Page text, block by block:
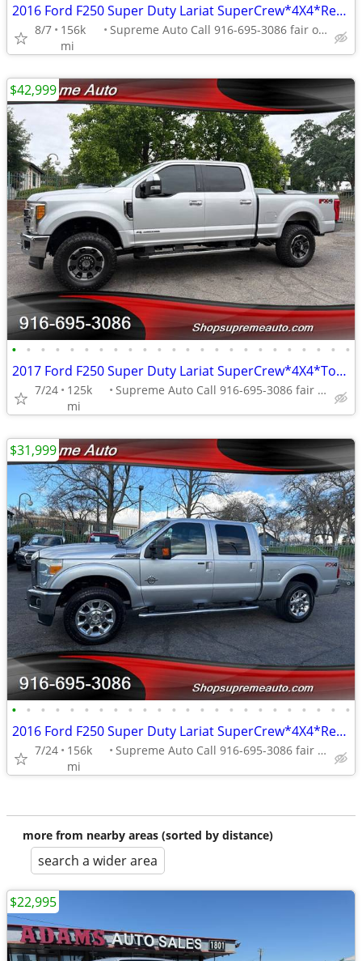
2016 Ford F250 Super Duty Lariat SuperCrew*4X4*Rear Camera*Tow Package
8/7
156k
mi
Supreme Auto Call 916-695-3086 fair oaks
• • • • • • • • • • • • • • • • • • • • • • • •
2017 Ford F250 Super Duty Lariat SuperCrew*4X4*Tow Package*Lifted*FX4*
7/24
125k
mi
Supreme Auto Call 916-695-3086 fair oaks
$42,999
• • • • • • • • • • • • • • • • • • • • • • • •
2016 Ford F250 Super Duty Lariat SuperCrew*4X4*Rear Camera*Tow Package
7/24
156k
mi
Supreme Auto Call 916-695-3086 fair oaks
$31,999
more from nearby areas (sorted by distance)
search a wider area
$22,995